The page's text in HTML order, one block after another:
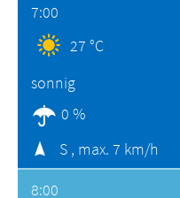
7:00
27 °C
sonnig
0 %
S , max. 7 km/h
8:00